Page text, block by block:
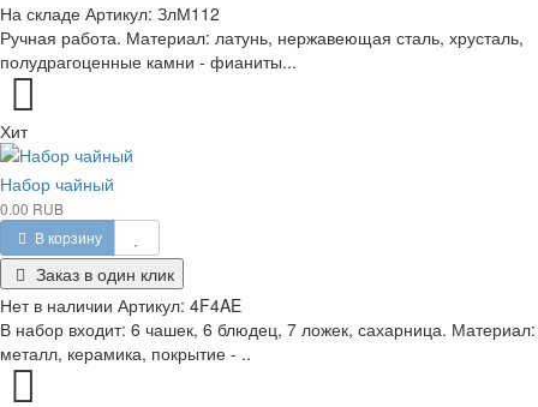
На складе Артикул: ЗлМ112
Ручная работа. Материал: латунь, нержавеющая сталь, хрусталь,
полудрагоценные камни - фианиты...
Хит
Набор чайный
0.00 RUB
В корзину
Заказ в один клик
Нет в наличии Артикул: 4F4AE
В набор входит: 6 чашек, 6 блюдец, 7 ложек, сахарница. Материал:
металл, керамика, покрытие - ..